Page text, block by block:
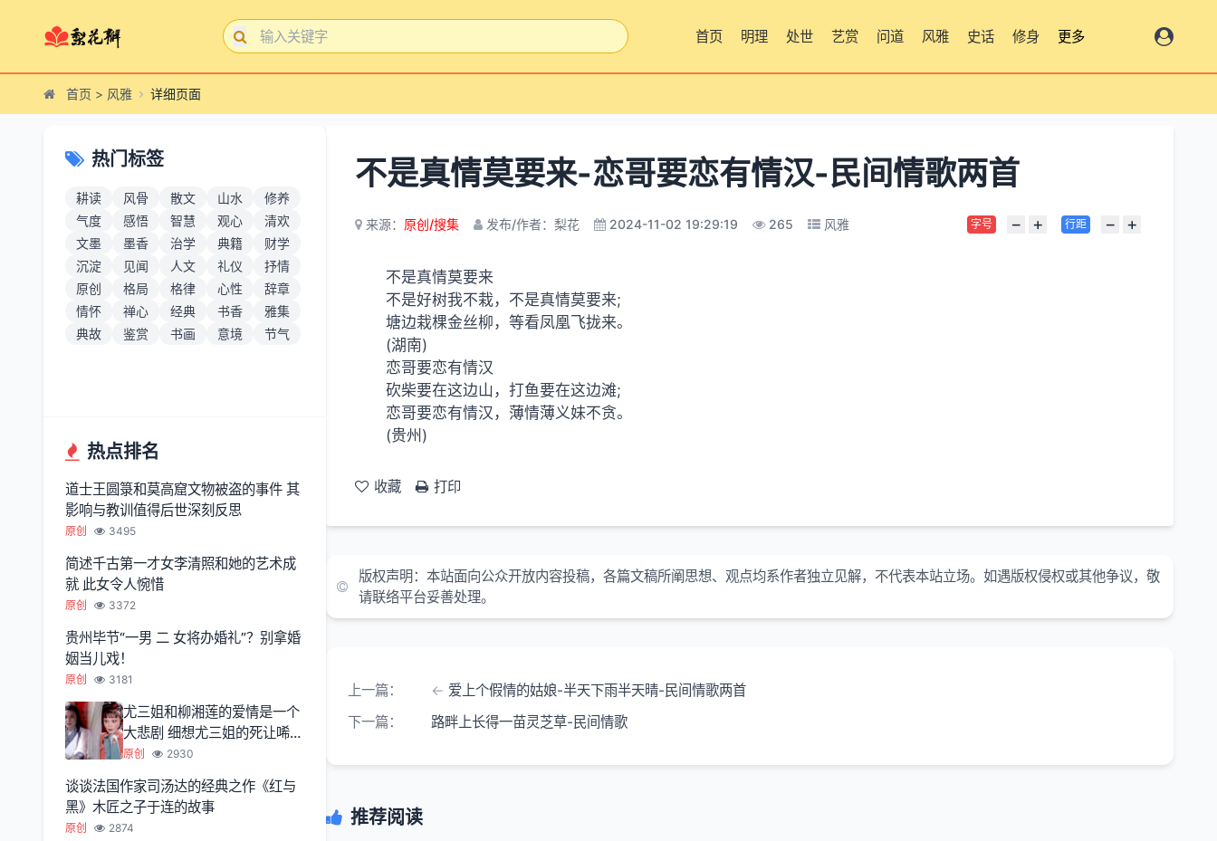
首页 明理 处世 艺赏 问道 风雅 史话 修身 更多
首页 > 风雅 详细页面
热门标签
耕读 风骨 散文 山水
修养
气度
感悟 智慧 观心
清欢
文墨
墨香 治学 典籍
财学
沉淀
见闻 人文 礼仪
抒情
原创
格局 格律 心性
辞章
情怀
禅心 经典 书香
雅集
典故
鉴赏 书画 意境 节气
热点排名
道士王圆箓和莫高窟文物被盗的事件 其
影响与教训值得后世深刻反思
原创 3495
简述千古第一才女李清照和她的艺术成
就 此女令人惋惜
原创 3372
贵州毕节“一男 二 女将办婚礼”？别拿婚
姻当儿戏！
原创 3181
尤三姐和柳湘莲的爱情是一个
大悲剧 细想尤三姐的死让唏嘘
不已
原创 2930
谈谈法国作家司汤达的经典之作《红与
黑》木匠之子于连的故事
原创 2874
不是真情莫要来-恋哥要恋有情汉-民间情歌两首
来源： 原创/搜集 发布/作者：梨花 2024-11-02 19:29:19 265 风雅 字号 − + 行距 − +
不是真情莫要来
不是好树我不栽，不是真情莫要来;
塘边栽棵金丝柳，等看凤凰飞拢来。
(湖南)
恋哥要恋有情汉
砍柴要在这边山，打鱼要在这边滩;
恋哥要恋有情汉，薄情薄义妹不贪。
(贵州)
收藏 打印
版权声明：本站面向公众开放内容投稿，各篇文稿所阐思想、观点均系作者独立见解，不代表本站立场。如遇版权侵权或其他争议，敬
请联络平台妥善处理。
上一篇：
爱上个假情的姑娘-半天下雨半天晴-民间情歌两首
下一篇：
路畔上长得一苗灵芝草-民间情歌
推荐阅读